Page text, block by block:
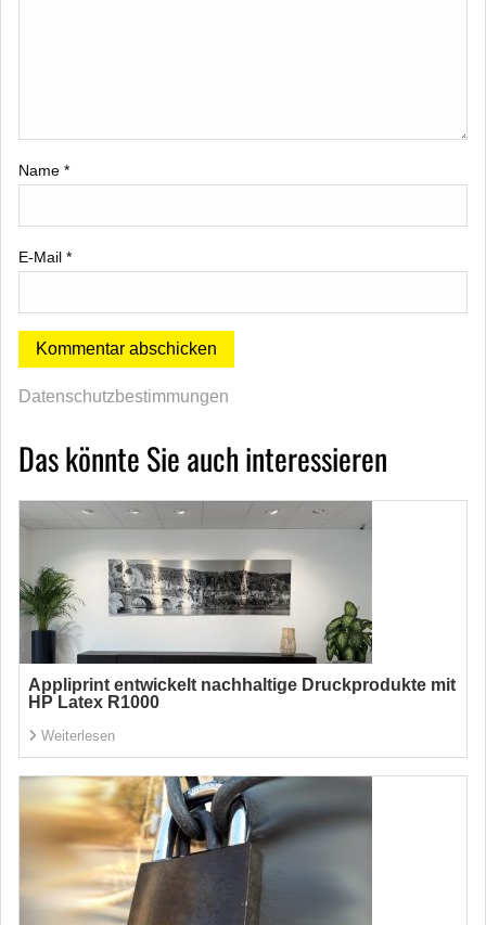
Name *
E-Mail *
Datenschutzbestimmungen
Das könnte Sie auch interessieren
Appliprint entwickelt nachhaltige Druckprodukte mit
HP Latex R1000
Weiterlesen